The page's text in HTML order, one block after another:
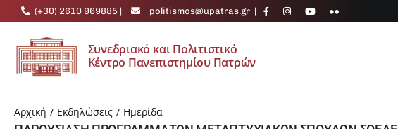
Μετάβαση
στο
περιεχόμενο
(+30) 2610 969885 | politismos@upatras.gr |
Συνεδριακό και Πολιτιστικό
Κέντρο Πανεπιστημίου Πατρών
Αρχική Εκδηλώσεις Ημερίδα